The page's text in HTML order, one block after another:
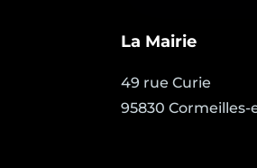
La Mairie
49 rue Curie
95830 Cormeilles-